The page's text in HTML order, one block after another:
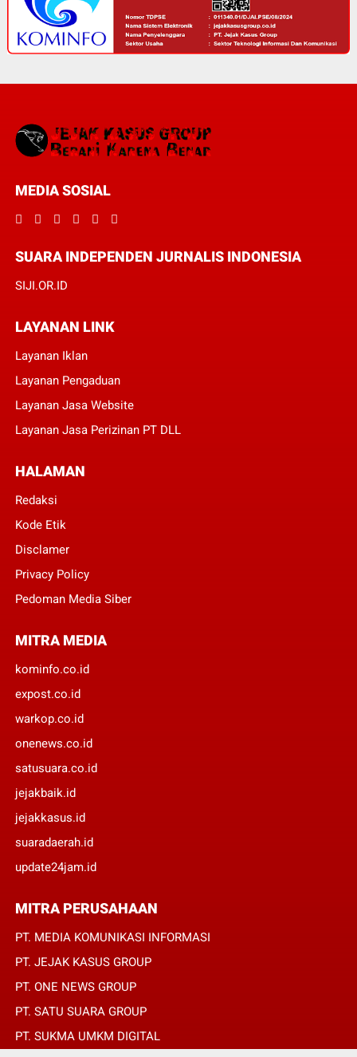
MEDIA SOSIAL
SUARA INDEPENDEN JURNALIS INDONESIA
SIJI.OR.ID
LAYANAN LINK
Layanan Iklan
Layanan Pengaduan
Layanan Jasa Website
Layanan Jasa Perizinan PT DLL
HALAMAN
Redaksi
Kode Etik
Disclamer
Privacy Policy
Pedoman Media Siber
MITRA MEDIA
kominfo.co.id
expost.co.id
warkop.co.id
onenews.co.id
satusuara.co.id
jejakbaik.id
jejakkasus.id
suaradaerah.id
update24jam.id
MITRA PERUSAHAAN
PT. MEDIA KOMUNIKASI INFORMASI
PT. JEJAK KASUS GROUP
PT. ONE NEWS GROUP
PT. SATU SUARA GROUP
PT. SUKMA UMKM DIGITAL